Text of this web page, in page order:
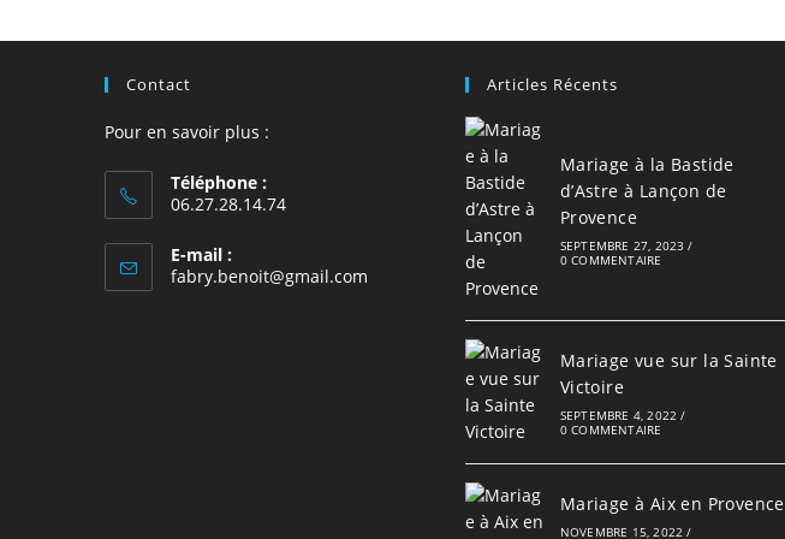
Contact
Pour en savoir plus :
Téléphone :
06.27.28.14.74
E-mail :
fabry.benoit@gmail.com
Articles Récents
Mariage à la Bastide
d’Astre à Lançon de
Provence
SEPTEMBRE 27, 2023 /
0 COMMENTAIRE
Mariage vue sur la Sainte
Victoire
SEPTEMBRE 4, 2022 /
0 COMMENTAIRE
Mariage à Aix en Provence
NOVEMBRE 15, 2022 /